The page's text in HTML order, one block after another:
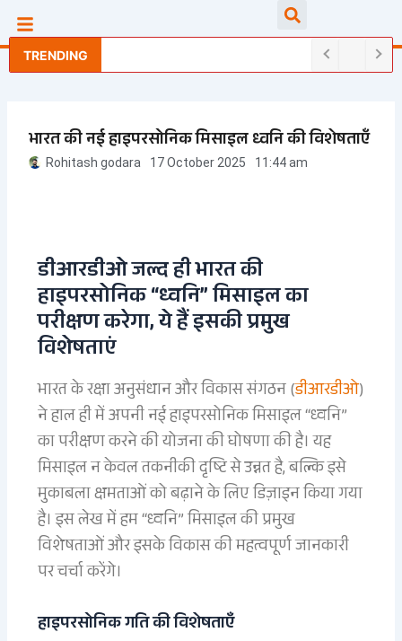
contentTRENDING
भारत की नई हाइपरसोनिक मिसाइल ध्वनि की विशेषताएँ
Rohitash godara 17 October 2025 11:44 am
डीआरडीओ जल्द ही भारत की
हाइपरसोनिक “ध्वनि” मिसाइल का
परीक्षण करेगा, ये हैं इसकी प्रमुख
विशेषताएं
भारत के रक्षा अनुसंधान और विकास संगठन (डीआरडीओ)
ने हाल ही में अपनी नई हाइपरसोनिक मिसाइल “ध्वनि”
का परीक्षण करने की योजना की घोषणा की है। यह
मिसाइल न केवल तकनीकी दृष्टि से उन्नत है, बल्कि इसे
मुकाबला क्षमताओं को बढ़ाने के लिए डिज़ाइन किया गया
है। इस लेख में हम “ध्वनि” मिसाइल की प्रमुख
विशेषताओं और इसके विकास की महत्वपूर्ण जानकारी
पर चर्चा करेंगे।
हाइपरसोनिक गति की विशेषताएँ